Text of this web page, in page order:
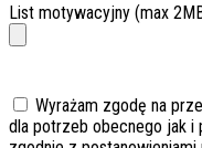
List motywacyjny (max
Wyrażam zgodę na
dla potrzeb obecnego jak i